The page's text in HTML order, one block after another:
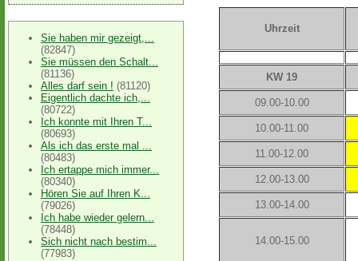
Sie haben mir gezeigt,...
(82847)
Sie müssen den Schalt...
(81136)
Alles darf sein ! (81120)
Eigentlich dachte ich,...
(80722)
Ich konnte mit Ihren T...
(80693)
Als ich das erste mal ...
(80483)
Ich ertappe mich immer...
(80340)
Hören Sie auf Ihren K...
(79026)
Ich habe wieder gelern...
(78448)
Sich nicht nach bestim...
(77983)
Uhrzeit
KW 19
09.00-10.00
10.00-11.00
11.00-12.00
12.00-13.00
13.00-14.00
14.00-15.00